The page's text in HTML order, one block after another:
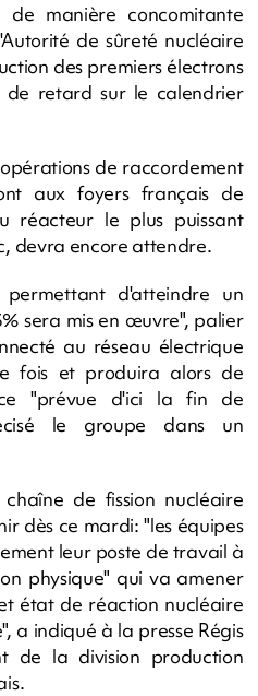
de manière concomitante
de sûreté nucléaire
des premiers électrons
de retard sur le calendrier
de raccordement
aux foyers français de
réacteur le plus puissant
devra encore attendre.
permettant d'atteindre un
sera mis en œuvre", palier
au réseau électrique
fois et produira alors de
"prévue d'ici la fin de
le groupe dans un
de fission nucléaire
dès ce mardi: "les équipes
leur poste de travail à
physique" qui va amener
état de réaction nucléaire
a indiqué à la presse Régis
de la division production